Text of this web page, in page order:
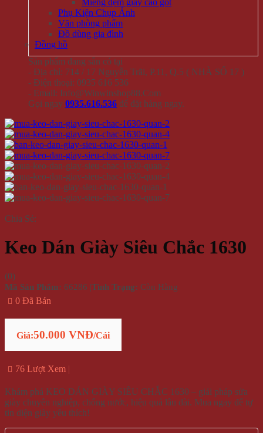
Miếng đệm giày cao gót
Phụ Kiện Chụp Ảnh
Văn phòng phẩm
Đồ dùng gia đình
Đồng hồ
Sản phẩm đang sẵn có tại
- Địa chỉ: 714 / 17 Nguyễn Trãi, P.11, Q.5 ( NHÀ SỐ 17 )
- Điện thoại: 0935 616 536
- Email: Info@Winwinshop88.Com
Gọi ngay 0935.616.536 để đặt hàng ngay.
Chia Sẻ:
Keo Dán Giày Siêu Chắc 1630
(0)
Mã Sản Phẩm: 66286 |Tình Trạng: Còn Hàng
0 Đã Bán
Giá:50.000 VNĐ/Cái
76 Lượt Xem
Khám phá KEO DÁN GIÀY SIÊU CHẮC 1630 – giải pháp sửa
giày chuyên nghiệp, chống nước, hiệu quả lâu dài. Mua ngay để tự
tin diện giày yêu thích!